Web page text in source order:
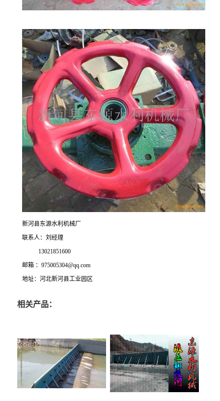
新河县东源水利机械厂
联系人：刘经理
13021851600
邮箱 ：975005304@qq.com
地址：河北新河县工业园区
相关产品：